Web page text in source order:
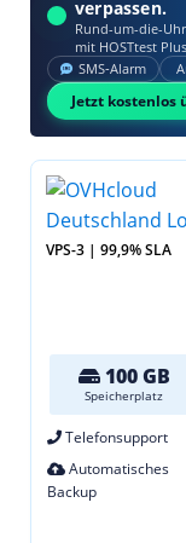
verpassen.
Rund-um-die-
mit HOSTtest
SMS‑Alarm
Jetzt kostenlos
VPS-3 | 99,9% SLA
100 GB
Speicherplatz
Telefonsupport
Automatisches
Backup